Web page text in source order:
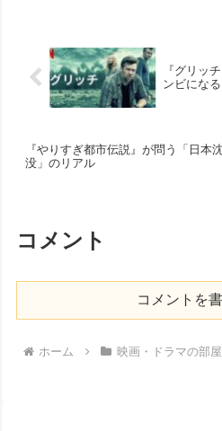
『グリッ
ンビにな
『やりすぎ都市伝説』が問う「日本
没」のリアル
コメント
コメントを
ホーム 映画・ドラマの部屋